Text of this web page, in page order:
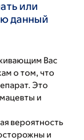
или
данный
Вас
о том, что
Это
и
вероятность
и